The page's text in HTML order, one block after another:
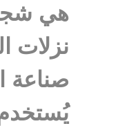
هي
نزلات
صناعة